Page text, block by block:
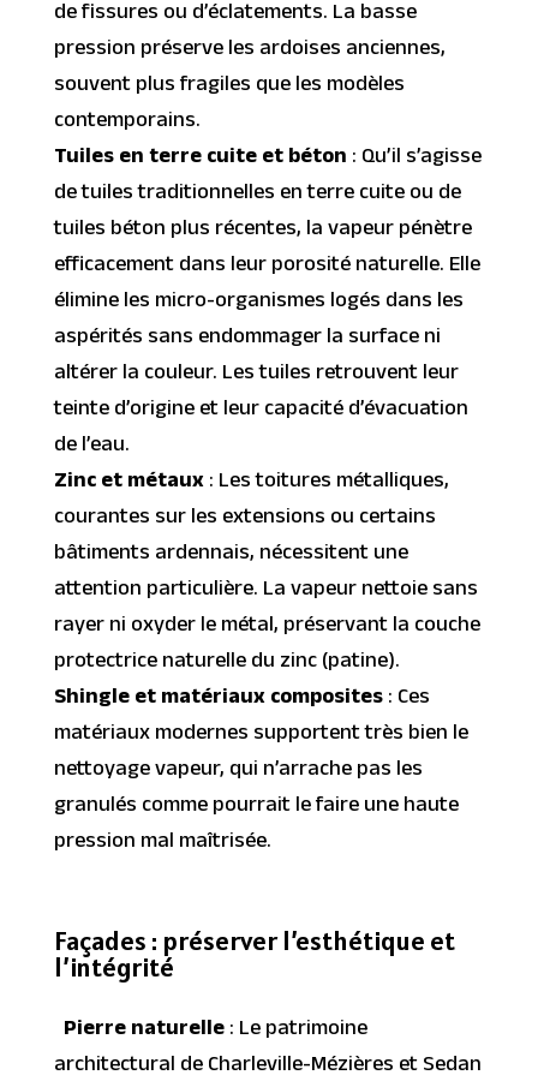
de fissures ou d’éclatements. La basse
pression préserve les ardoises anciennes,
souvent plus fragiles que les modèles
contemporains.
Tuiles en terre cuite et béton: Qu’il s’agisse
de tuiles traditionnelles en terre cuite ou de
tuiles béton plus récentes, la vapeur pénètre
efficacement dans leur porosité naturelle. Elle
élimine les micro-organismes logés dans les
aspérités sans endommager la surface ni
altérer la couleur. Les tuiles retrouvent leur
teinte d’origine et leur capacité d’évacuation
de l’eau.
Zinc et métaux: Les toitures métalliques,
courantes sur les extensions ou certains
bâtiments ardennais, nécessitent une
attention particulière. La vapeur nettoie sans
rayer ni oxyder le métal, préservant la couche
protectrice naturelle du zinc (patine).
Shingle et matériaux composites: Ces
matériaux modernes supportent très bien le
nettoyage vapeur, qui n’arrache pas les
granulés comme pourrait le faire une haute
pression mal maîtrisée.
Façades : préserver l’esthétique et
l’intégrité
Pierre naturelle: Le patrimoine
architectural de Charleville-Mézières et Sedan